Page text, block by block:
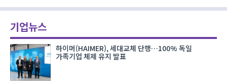
기업뉴스
하이머(HAIMER), 세대교체 단행…100% 독일
가족기업 체제 유지 발표